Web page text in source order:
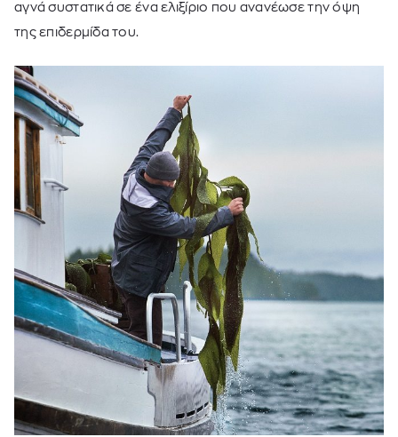
αγνά συστατικά σε ένα ελιξίριο που ανανέωσε την όψη
της επιδερμίδα του.